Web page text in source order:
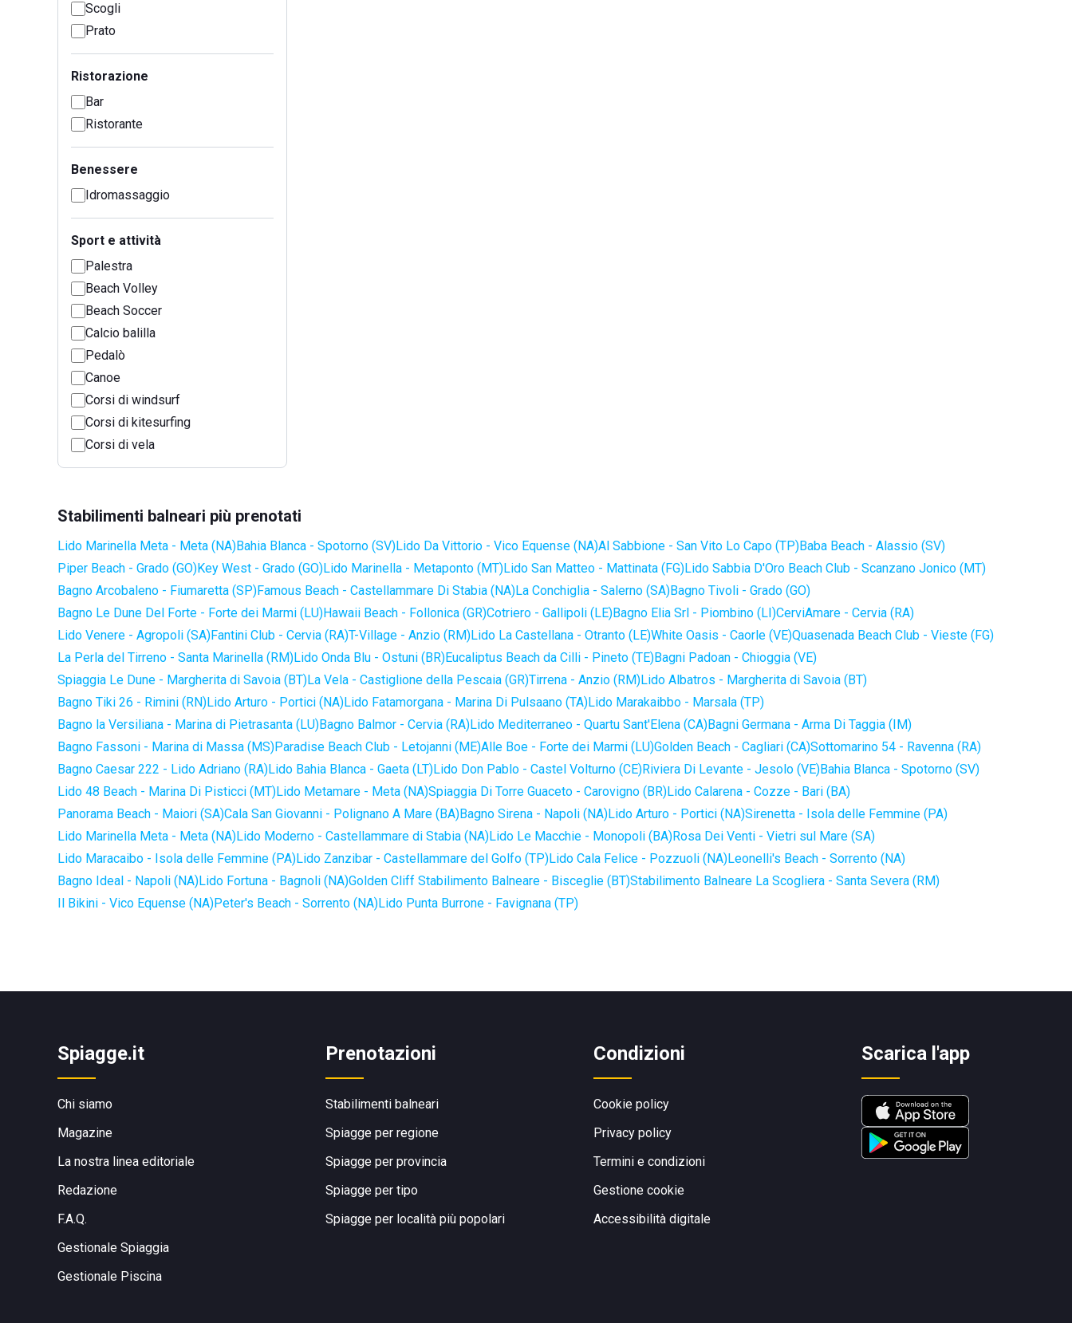
Scogli
Prato
Ristorazione
Bar
Ristorante
Benessere
Idromassaggio
Sport e attività
Palestra
Beach Volley
Beach Soccer
Calcio balilla
Pedalò
Canoe
Corsi di windsurf
Corsi di kitesurfing
Corsi di vela
Stabilimenti balneari più prenotati
Lido Marinella Meta - Meta (NA)Bahia Blanca - Spotorno (SV)Lido Da Vittorio - Vico Equense (NA)Al Sabbione - San Vito Lo Capo (TP)Baba Beach - Alassio (SV)
Piper Beach - Grado (GO)Key West - Grado (GO)Lido Marinella - Metaponto (MT)Lido San Matteo - Mattinata (FG)Lido Sabbia D'Oro Beach Club - Scanzano Jonico (MT)
Bagno Arcobaleno - Fiumaretta (SP)Famous Beach - Castellammare Di Stabia (NA)La Conchiglia - Salerno (SA)Bagno Tivoli - Grado (GO)
Bagno Le Dune Del Forte - Forte dei Marmi (LU)Hawaii Beach - Follonica (GR)Cotriero - Gallipoli (LE)Bagno Elia Srl - Piombino (LI)CerviAmare - Cervia (RA)
Lido Venere - Agropoli (SA)Fantini Club - Cervia (RA)T-Village - Anzio (RM)Lido La Castellana - Otranto (LE)White Oasis - Caorle (VE)Quasenada Beach Club - Vieste (FG)
La Perla del Tirreno - Santa Marinella (RM)Lido Onda Blu - Ostuni (BR)Eucaliptus Beach da Cilli - Pineto (TE)Bagni Padoan - Chioggia (VE)
Spiaggia Le Dune - Margherita di Savoia (BT)La Vela - Castiglione della Pescaia (GR)Tirrena - Anzio (RM)Lido Albatros - Margherita di Savoia (BT)
Bagno Tiki 26 - Rimini (RN)Lido Arturo - Portici (NA)Lido Fatamorgana - Marina Di Pulsaano (TA)Lido Marakaibbo - Marsala (TP)
Bagno la Versiliana - Marina di Pietrasanta (LU)Bagno Balmor - Cervia (RA)Lido Mediterraneo - Quartu Sant'Elena (CA)Bagni Germana - Arma Di Taggia (IM)
Bagno Fassoni - Marina di Massa (MS)Paradise Beach Club - Letojanni (ME)Alle Boe - Forte dei Marmi (LU)Golden Beach - Cagliari (CA)Sottomarino 54 - Ravenna (RA)
Bagno Caesar 222 - Lido Adriano (RA)Lido Bahia Blanca - Gaeta (LT)Lido Don Pablo - Castel Volturno (CE)Riviera Di Levante - Jesolo (VE)Bahia Blanca - Spotorno (SV)
Lido 48 Beach - Marina Di Pisticci (MT)Lido Metamare - Meta (NA)Spiaggia Di Torre Guaceto - Carovigno (BR)Lido Calarena - Cozze - Bari (BA)
Panorama Beach - Maiori (SA)Cala San Giovanni - Polignano A Mare (BA)Bagno Sirena - Napoli (NA)Lido Arturo - Portici (NA)Sirenetta - Isola delle Femmine (PA)
Lido Marinella Meta - Meta (NA)Lido Moderno - Castellammare di Stabia (NA)Lido Le Macchie - Monopoli (BA)Rosa Dei Venti - Vietri sul Mare (SA)
Lido Maracaibo - Isola delle Femmine (PA)Lido Zanzibar - Castellammare del Golfo (TP)Lido Cala Felice - Pozzuoli (NA)Leonelli's Beach - Sorrento (NA)
Bagno Ideal - Napoli (NA)Lido Fortuna - Bagnoli (NA)Golden Cliff Stabilimento Balneare - Bisceglie (BT)Stabilimento Balneare La Scogliera - Santa Severa (RM)
Il Bikini - Vico Equense (NA)Peter's Beach - Sorrento (NA)Lido Punta Burrone - Favignana (TP)
Spiagge.it
Chi siamo
Magazine
La nostra linea editoriale
Redazione
F.A.Q.
Gestionale Spiaggia
Gestionale Piscina
Prenotazioni
Stabilimenti balneari
Spiagge per regione
Spiagge per provincia
Spiagge per tipo
Spiagge per località più popolari
Condizioni
Cookie policy
Privacy policy
Termini e condizioni
Gestione cookie
Accessibilità digitale
Scarica l'app